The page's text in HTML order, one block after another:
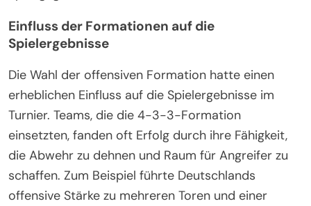
Einfluss der Formationen auf die
Spielergebnisse
Die Wahl der offensiven Formation hatte einen
erheblichen Einfluss auf die Spielergebnisse im
Turnier. Teams, die die 4-3-3-Formation
einsetzten, fanden oft Erfolg durch ihre Fähigkeit,
die Abwehr zu dehnen und Raum für Angreifer zu
schaffen. Zum Beispiel führte Deutschlands
offensive Stärke zu mehreren Toren und einer